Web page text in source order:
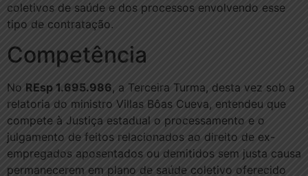
coletivos de saúde e dos processos envolvendo esse
tipo de contratação.
Compe​​​tência
No REsp 1.695.986, a Terceira Turma, desta vez sob a
relatoria do ministro Villas Bôas Cueva, entendeu que
compete à Justiça estadual o processamento e o
julgamento de feitos relacionados ao direito de ex-
empregados aposentados ou demitidos sem justa causa
permanecerem em plano de saúde coletivo oferecido